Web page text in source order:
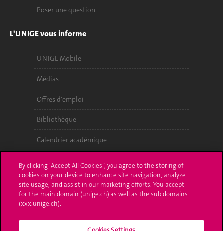
Poser une question
L'UNIGE vous informe
UNIGE Mobile
Médias
Offres d'emploi
Bibliothèque
Calendrier académique
Médias sociaux UNIGE
By clicking “Accept All Cookies”, you agree to the storing of
cookies on your device to enhance site navigation, analyze
site usage, and assist in our marketing efforts. You accept
for the main domain (unige.ch) as well as the sub domains
(xxx.unige.ch).